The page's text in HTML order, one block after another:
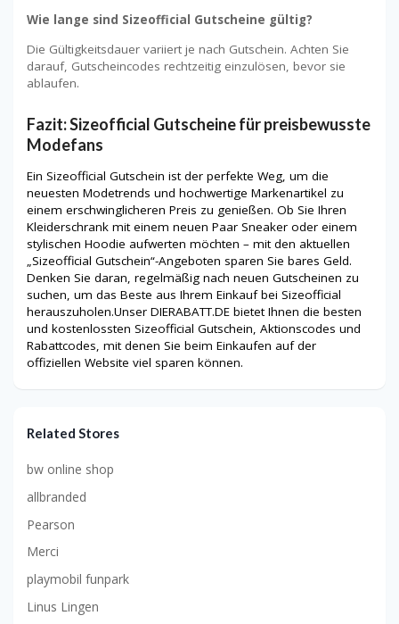
Wie lange sind Sizeofficial Gutscheine gültig?
Die Gültigkeitsdauer variiert je nach Gutschein. Achten Sie
darauf, Gutscheincodes rechtzeitig einzulösen, bevor sie
ablaufen.
Fazit: Sizeofficial Gutscheine für preisbewusste
Modefans
Ein Sizeofficial Gutschein ist der perfekte Weg, um die
neuesten Modetrends und hochwertige Markenartikel zu
einem erschwinglicheren Preis zu genießen. Ob Sie Ihren
Kleiderschrank mit einem neuen Paar Sneaker oder einem
stylischen Hoodie aufwerten möchten – mit den aktuellen
„Sizeofficial Gutschein“-Angeboten sparen Sie bares Geld.
Denken Sie daran, regelmäßig nach neuen Gutscheinen zu
suchen, um das Beste aus Ihrem Einkauf bei Sizeofficial
herauszuholen.Unser DIERABATT.DE bietet Ihnen die besten
und kostenlossten Sizeofficial Gutschein, Aktionscodes und
Rabattcodes, mit denen Sie beim Einkaufen auf der
offiziellen Website viel sparen können.
Related Stores
bw online shop
allbranded
Pearson
Merci
playmobil funpark
Linus Lingen